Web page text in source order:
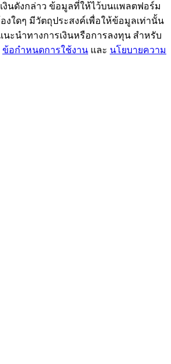
ธิพิเศษสุดพิเศษ
งินดังกล่าว ข้อมูลที่ให้ไว้บนแพลตฟอร์ม
งใดๆ มีวัตถุประสงค์เพื่อให้ข้อมูลเท่านั้น
ะนำทางการเงินหรือการลงทุน สำหรับ
ข้อกำหนดการใช้งาน และ นโยบายความ